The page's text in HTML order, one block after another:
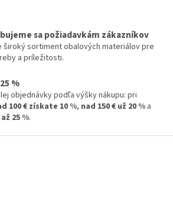
ý
p
i
sa požiadavkám zákazníkov
široký sortiment obalových materiálov pre
a príležitosti.
%
objednávky podľa výšky nákupu: pri
100 € získate 10 %, nad 150 € už 20 % a
25 %.